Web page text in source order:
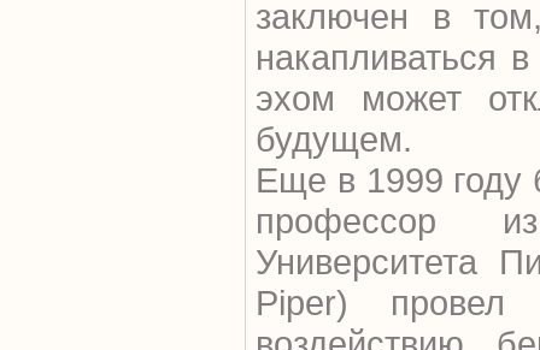
заключен в
накапливаться
эхом может
будущем.
Еще в 1999 году
профессор
Университета
Piper) провел